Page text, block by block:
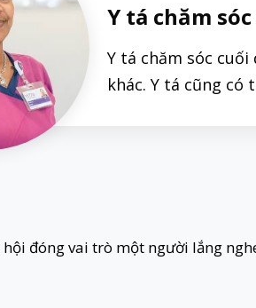
Y tá chăm
Y tá chăm sóc
khác. Y tá cũng có
hội đóng vai trò một người lắng